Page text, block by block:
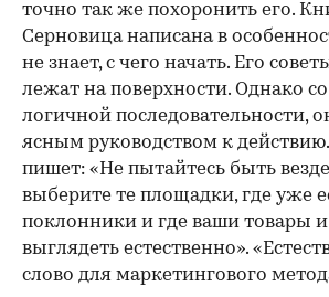
точно так же похоронить его.
Серновица написана в
не знает, с чего начать. Его
лежат на поверхности. Однако
логичной последовательности,
ясным руководством к
пишет: «Не пытайтесь быть
выберите те площадки, где уже
поклонники и где ваши товары и
выглядеть естественно».
слово для маркетингового